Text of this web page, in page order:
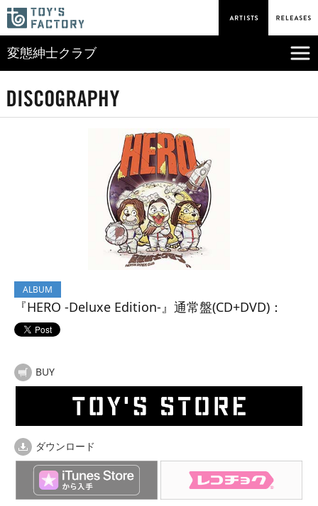
変態紳士クラブ
ALBUM
『HERO -Deluxe Edition-』通常盤(CD+DVD)：
BUY
ダウンロード